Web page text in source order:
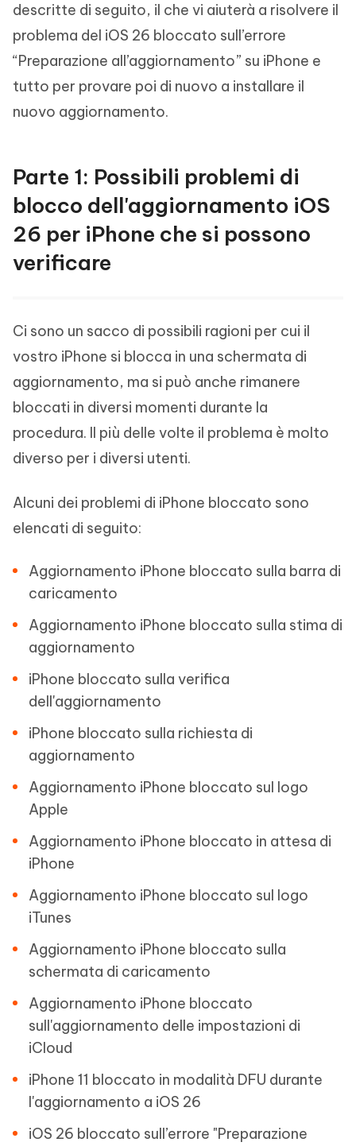
descritte di seguito, il che vi aiuterà a risolvere il
problema del iOS 26 bloccato sull’errore
“Preparazione all’aggiornamento” su iPhone e
tutto per provare poi di nuovo a installare il
nuovo aggiornamento.
Parte 1: Possibili problemi di
blocco dell'aggiornamento iOS
26 per iPhone che si possono
verificare
Ci sono un sacco di possibili ragioni per cui il
vostro iPhone si blocca in una schermata di
aggiornamento, ma si può anche rimanere
bloccati in diversi momenti durante la
procedura. Il più delle volte il problema è molto
diverso per i diversi utenti.
Alcuni dei problemi di iPhone bloccato sono
elencati di seguito:
Aggiornamento iPhone bloccato sulla barra di
caricamento
Aggiornamento iPhone bloccato sulla stima di
aggiornamento
iPhone bloccato sulla verifica
dell'aggiornamento
iPhone bloccato sulla richiesta di
aggiornamento
Aggiornamento iPhone bloccato sul logo
Apple
Aggiornamento iPhone bloccato in attesa di
iPhone
Aggiornamento iPhone bloccato sul logo
iTunes
Aggiornamento iPhone bloccato sulla
schermata di caricamento
Aggiornamento iPhone bloccato
sull'aggiornamento delle impostazioni di
iCloud
iPhone 11 bloccato in modalità DFU durante
l'aggiornamento a iOS 26
iOS 26 bloccato sull’errore "Preparazione